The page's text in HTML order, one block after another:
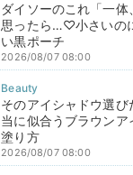
ダイソーのこれ「一
思ったら…♡小さいの
い黒ポーチ
2026/08/07 08:00
そのアイシャドウ選
当に似合うブラウンア
塗り方
2026/08/07 08:00